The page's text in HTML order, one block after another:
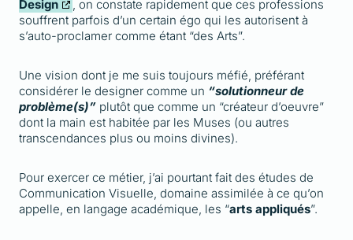
Design
, on constate rapidement que ces professions
souffrent parfois d’un certain égo qui les autorisent à
s’auto-proclamer comme étant “des Arts”.
Une vision dont je me suis toujours méfié, préférant
considérer le designer comme un “solutionneur de
problème(s)” plutôt que comme un “créateur d’oeuvre”
dont la main est habitée par les Muses (ou autres
transcendances plus ou moins divines).
Pour exercer ce métier, j’ai pourtant fait des études de
Communication Visuelle, domaine assimilée à ce qu’on
appelle, en langage académique, les “arts appliqués”.